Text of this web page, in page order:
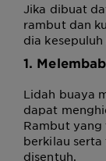
Jika dibuat
rambut dan
dia
1.
Lidah buaya
dapat
Rambut
berkilau serta
disentuh.